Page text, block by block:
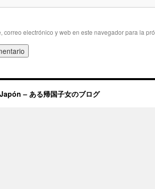
correo electrónico y web en este navegador para la
– ある帰国子女のブログ